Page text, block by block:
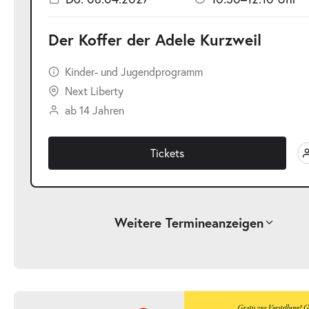
Der Koffer der Adele Kurzweil
Kinder- und Jugendprogramm
Next Liberty
ab 14 Jahren
Tickets
Weitere Termineanzeigen
Mi.
25.11.2026